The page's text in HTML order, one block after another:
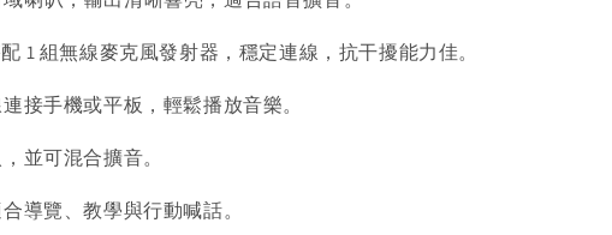
1 組無線麥克風發射器，穩定連線，抗干擾能力佳。
接手機或平板，輕鬆播放音樂。
並可混合擴音。
導覽、教學與行動喊話。